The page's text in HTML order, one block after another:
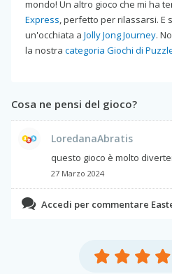
mondo! Un altro gioco che mi ha
Express, perfetto per rilassarsi. E
un'occhiata a Jolly Jong Journey.
la nostra categoria Giochi di
Cosa ne pensi del gioco?
LoredanaAbratis
questo gioco è molto
27 Marzo 2024
Accedi per commentare